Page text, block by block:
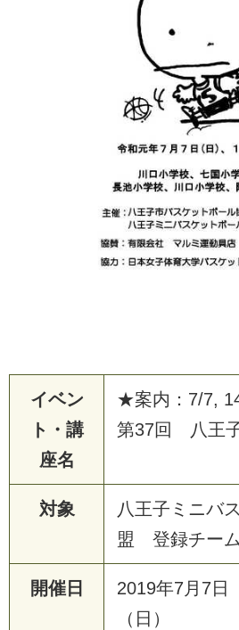
イベン
ト・講
座名
★案内：7/7,
第37回 八王
対象
八王子ミニバ
盟 登録チーム
開催日 2019年7月 7日
（ 日 ）